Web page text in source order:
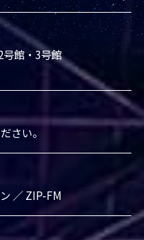
2号館・3号館
さい。
／ ZIP-FM